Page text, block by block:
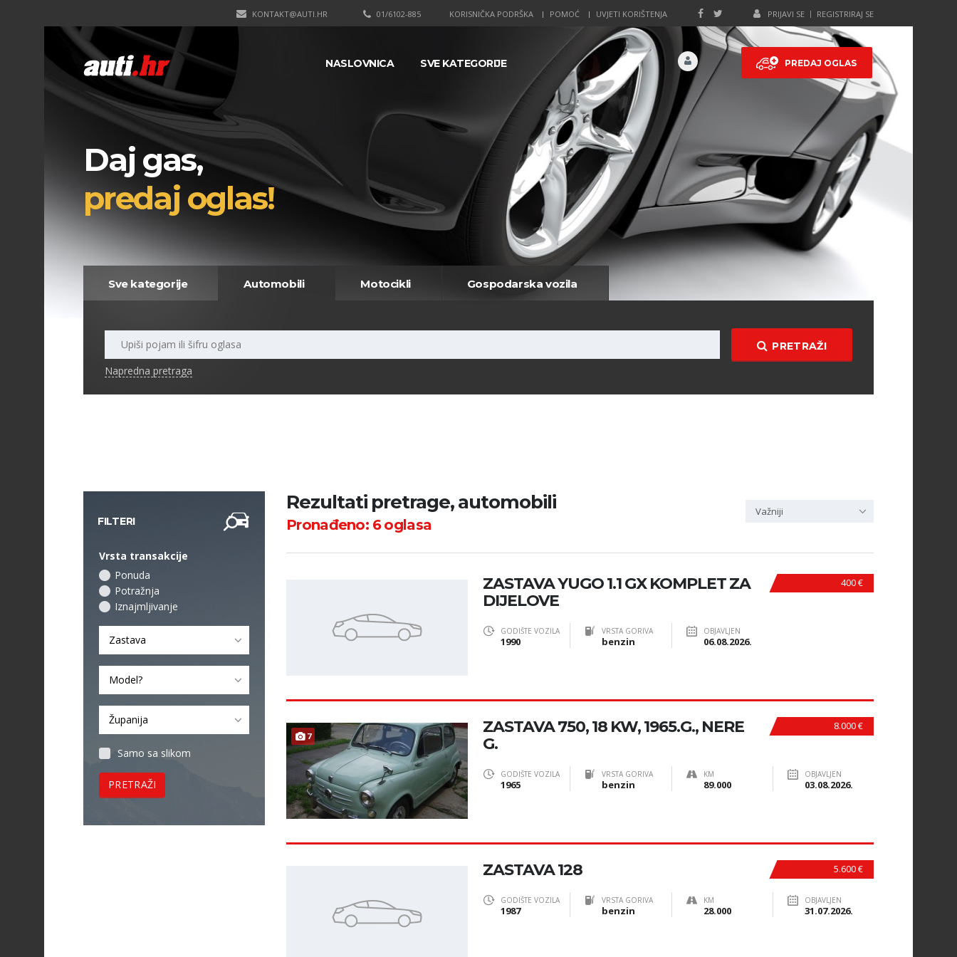
PRIJAVI SE REGISTRIRAJ SE
KORISNIČKA PODRŠKA POMOĆ UVJETI KORIŠTENJA
01/6102-885
KONTAKT@AUTI.HR
PREDAJ OGLAS
NASLOVNICA SVE KATEGORIJE
Daj gas,
predaj oglas!
Sve kategorije Automobili Motocikli Gospodarska vozila
PRETRAŽI
Napredna pretraga
FILTERI
Vrsta transakcije
Ponuda
Potražnja
Iznajmljivanje
Zastava
Model?
Županija
Samo sa slikom
PRETRAŽI
Rezultati pretrage, automobili
Pronađeno: 6oglasa
Važniji
400 €
ZASTAVA YUGO 1.1 GX KOMPLET ZA
DIJELOVE
GODIŠTE VOZILA
1990
VRSTA GORIVA
benzin
OBJAVLJEN
06.08.2026.
7
8.000 €
ZASTAVA 750, 18 KW, 1965.G., NERE
G.
GODIŠTE VOZILA
1965
VRSTA GORIVA
benzin
KM
89.000
OBJAVLJEN
03.08.2026.
5.600 €
ZASTAVA 128
GODIŠTE VOZILA
1987
VRSTA GORIVA
benzin
KM
28.000
OBJAVLJEN
31.07.2026.